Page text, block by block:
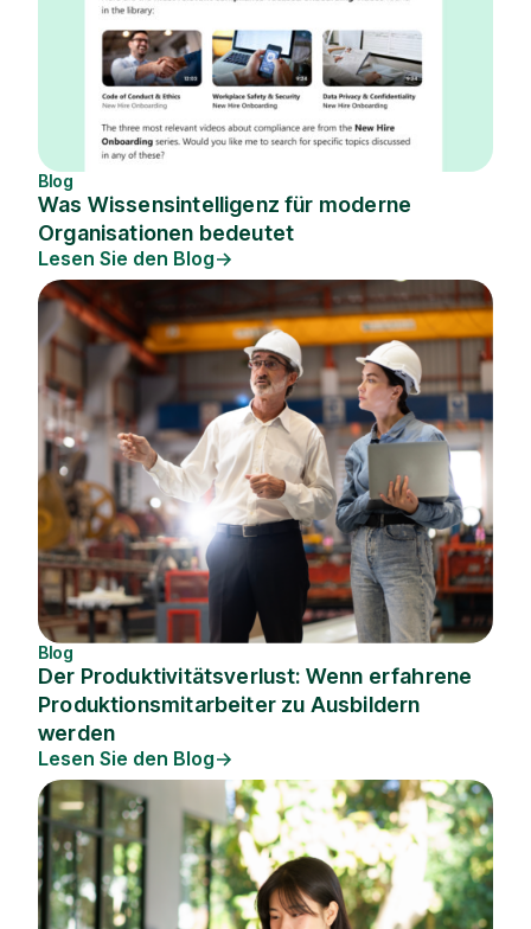
Blog
Was Wissensintelligenz für moderne
Organisationen bedeutet
Lesen Sie den Blog
Blog
Der Produktivitätsverlust: Wenn erfahrene
Produktionsmitarbeiter zu Ausbildern
werden
Lesen Sie den Blog